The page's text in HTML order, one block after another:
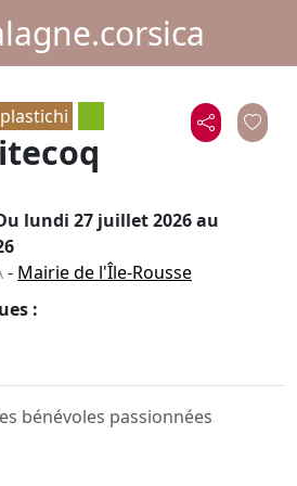
lundi 27 juillet 2026au
- Mairie de l'Île-Rousse
:
bénévoles passionnées